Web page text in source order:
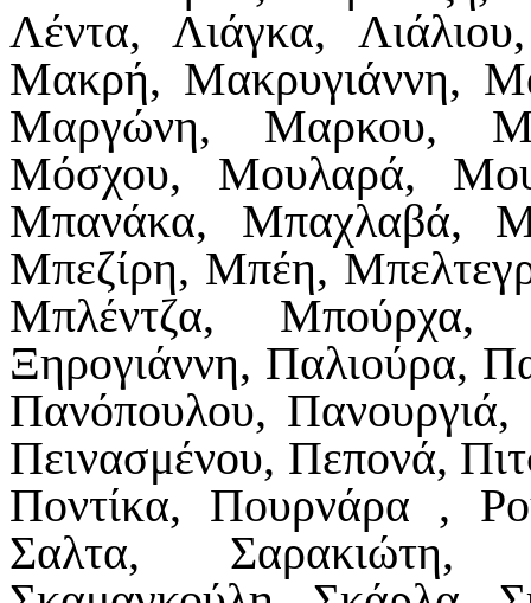
Λέντα, Λιάγκα,
Μακρή, Μακρυγιάννη,
Μαργώνη, Μαρκου,
Μόσχου, Μουλαρά,
Μπανάκα, Μπαχλαβά,
Μπεζίρη, Μπέη,
Μπλέντζα, Μπούρχα,
Ξηρογιάννη, Παλιούρα,
Πανόπουλου,
Πεινασμένου, Πεπονά,
Ποντίκα, Πουρνάρα ,
Σαλτα, Σαρακιώτη,